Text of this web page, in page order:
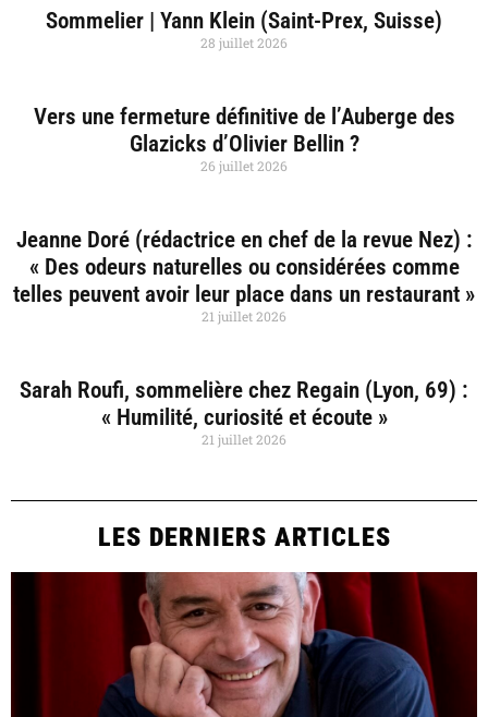
Sommelier | Yann Klein (Saint-Prex, Suisse)
28 juillet 2026
Vers une fermeture définitive de l’Auberge des
Glazicks d’Olivier Bellin ?
26 juillet 2026
Jeanne Doré (rédactrice en chef de la revue Nez) :
« Des odeurs naturelles ou considérées comme
telles peuvent avoir leur place dans un restaurant »
21 juillet 2026
Sarah Roufi, sommelière chez Regain (Lyon, 69) :
« Humilité, curiosité et écoute »
21 juillet 2026
LES DERNIERS ARTICLES